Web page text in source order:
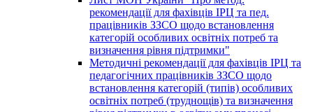
рекомендації для фахівців ІРЦ та пед.
працівників ЗЗСО щодо встановлення
категорій особливих освітніх потреб та
визначення рівня підтримки"
Методичні рекомендації для фахівців ІРЦ та
педагогічних працівників ЗЗСО щодо
встановлення категорій (типів) особливих
освітніх потреб (труднощів) та визначення